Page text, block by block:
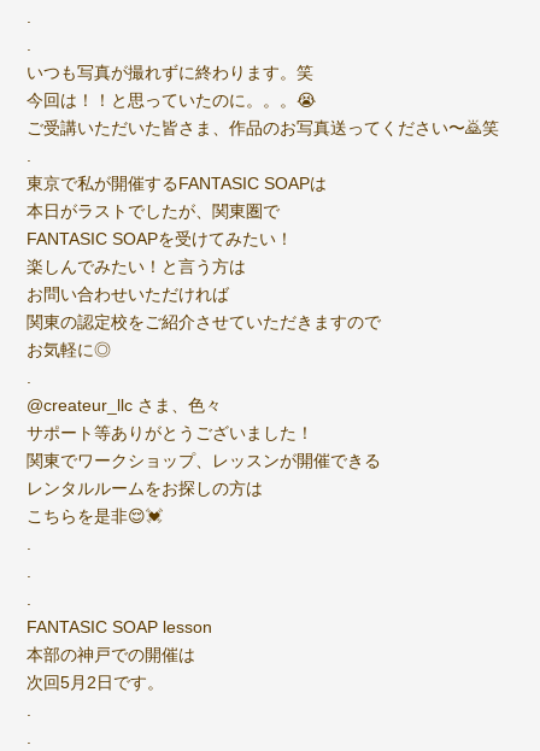
いつも写真が撮れずに終わります。笑
今回は！！と思っていたのに。。。😭
ご受講いただいた皆さま、作品のお写真送ってください〜🙇笑
東京で私が開催するFANTASIC SOAPは
本日がラストでしたが、関東圏で
FANTASIC SOAPを受けてみたい！
楽しんでみたい！と言う方は
お問い合わせいただければ
関東の認定校をご紹介させていただきますので
お気軽に◎
@createur_llc さま、色々
サポート等ありがとうございました！
関東でワークショップ、レッスンが開催できる
レンタルルームをお探しの方は
こちらを是非😌💓
FANTASIC SOAP lesson
本部の神戸での開催は
次回5月2日です。